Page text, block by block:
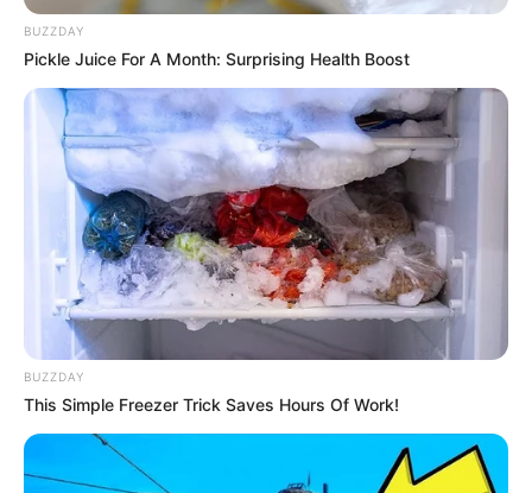
BUZZDAY
Pickle Juice For A Month: Surprising Health Boost
BUZZDAY
This Simple Freezer Trick Saves Hours Of Work!